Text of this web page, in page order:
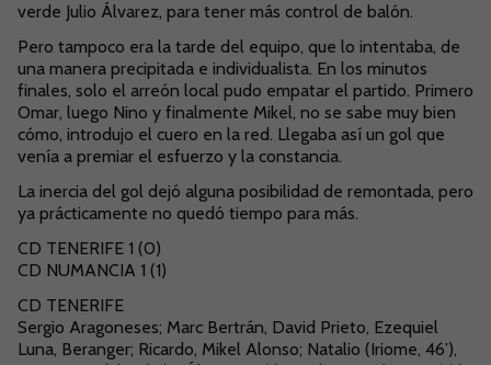
verde Julio Álvarez, para tener más control de balón.
Pero tampoco era la tarde del equipo, que lo intentaba, de
una manera precipitada e individualista. En los minutos
finales, solo el arreón local pudo empatar el partido. Primero
Omar, luego Nino y finalmente Mikel, no se sabe muy bien
cómo, introdujo el cuero en la red. Llegaba así un gol que
venía a premiar el esfuerzo y la constancia.
La inercia del gol dejó alguna posibilidad de remontada, pero
ya prácticamente no quedó tiempo para más.
CD TENERIFE 1 (0)
CD NUMANCIA 1 (1)
CD TENERIFE
Sergio Aragoneses; Marc Bertrán, David Prieto, Ezequiel
Luna, Beranger; Ricardo, Mikel Alonso; Natalio (Iriome, 46’),